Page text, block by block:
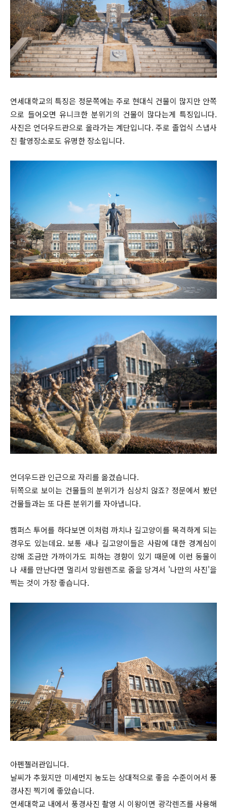
연세대학교의 특징은 정문쪽에는 주로 현대식 건물이 많지만 안쪽
으로 들어오면 유니크한 분위기의 건물이 많다는게 특징입니다.
사진은 언더우드관으로 올라가는 계단입니다. 주로 졸업식 스냅사
진 촬영장소로도 유명한 장소입니다.
언더우드관 인근으로 자리를 옮겼습니다.
뒤쪽으로 보이는 건물들의 분위기가 심상치 않죠? 정문에서 봤던
건물들과는 또 다른 분위기를 자아냅니다.
캠퍼스 투어를 하다보면 이처럼 까치나 길고양이를 목격하게 되는
경우도 있는데요. 보통 새나 길고양이들은 사람에 대한 경계심이
강해 조금만 가까이가도 피하는 경향이 있기 때문에 이런 동물이
나 새를 만난다면 멀리서 망원렌즈로 줌을 당겨서 '나만의 사진'을
찍는 것이 가장 좋습니다.
아펜젤러관입니다.
날씨가 추웠지만 미세먼지 농도는 상대적으로 좋음 수준이어서 풍
경사진 찍기에 좋았습니다.
연세대학교 내에서 풍경사진 촬영 시 이왕이면 광각렌즈를 사용해